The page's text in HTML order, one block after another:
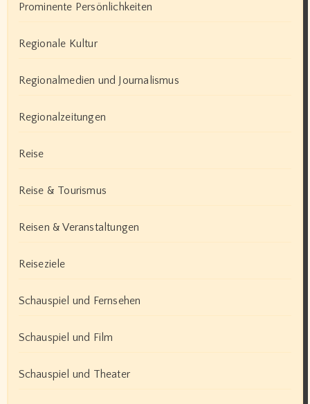
Prominente Persönlichkeiten
Regionale Kultur
Regionalmedien und Journalismus
Regionalzeitungen
Reise
Reise & Tourismus
Reisen & Veranstaltungen
Reiseziele
Schauspiel und Fernsehen
Schauspiel und Film
Schauspiel und Theater